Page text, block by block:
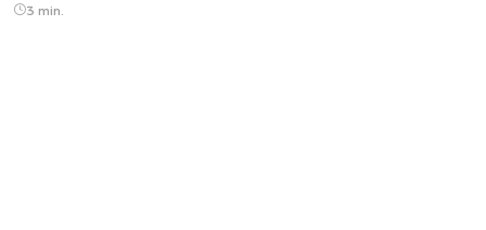
3 min.